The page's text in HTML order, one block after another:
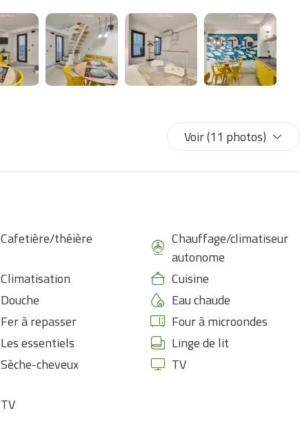
Voir (11 photos)
Cafetière/théière
Chauffage/climatiseur
autonome
Climatisation
Cuisine
Douche
Eau chaude
Fer à repasser
Four à microondes
Les essentiels
Linge de lit
Sèche-cheveux TV
TV